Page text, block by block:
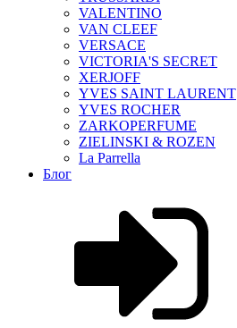
VALENTINO
VAN CLEEF
VERSACE
VICTORIA'S SECRET
XERJOFF
YVES SAINT LAURENT
YVES ROCHER
ZARKOPERFUME
ZIELINSKI & ROZEN
La Parrella
Блог